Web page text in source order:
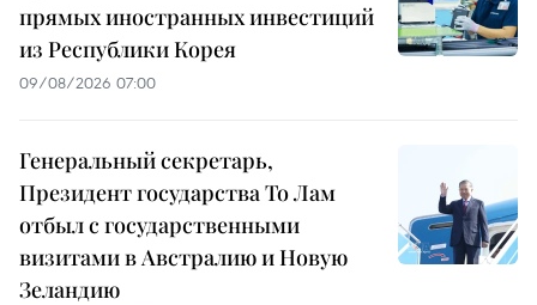
прямых иностранных инвестиций
из Республики Корея
09/08/2026 07:00
Генеральный секретарь,
Президент государства То Лам
отбыл с государственными
визитами в Австралию и Новую
Зеландию